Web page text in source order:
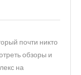
почти никто
обзоры и
на